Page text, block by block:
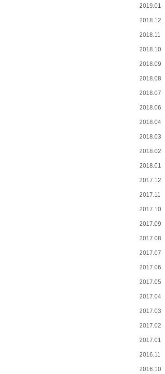
2019.01
2018.12
2018.11
2018.10
2018.09
2018.08
2018.07
2018.06
2018.04
2018.03
2018.02
2018.01
2017.12
2017.11
2017.10
2017.09
2017.08
2017.07
2017.06
2017.05
2017.04
2017.03
2017.02
2017.01
2016.11
2016.10